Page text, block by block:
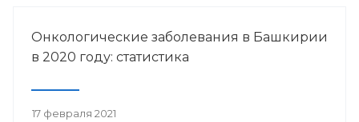
Онкологические заболевания в Башкирии
в 2020 году: статистика
17 февраля 2021